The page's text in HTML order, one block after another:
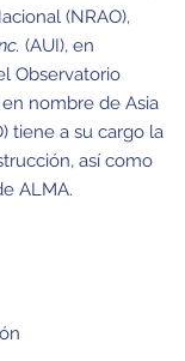
(NRAO),
(AUI), en
Observatorio
nombre de Asia
tiene a su cargo la
así como
ALMA.